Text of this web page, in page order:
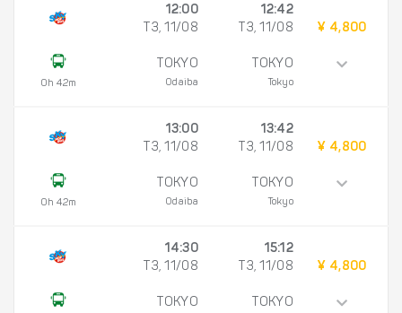
0h 42m
12:00
T3, 11/08
TOKYO
Odaiba
12:42
T3, 11/08
TOKYO
Tokyo
¥ 4,800
0h 42m
13:00
T3, 11/08
TOKYO
Odaiba
13:42
T3, 11/08
TOKYO
Tokyo
¥ 4,800
14:30
T3, 11/08
TOKYO
15:12
T3, 11/08
TOKYO
¥ 4,800